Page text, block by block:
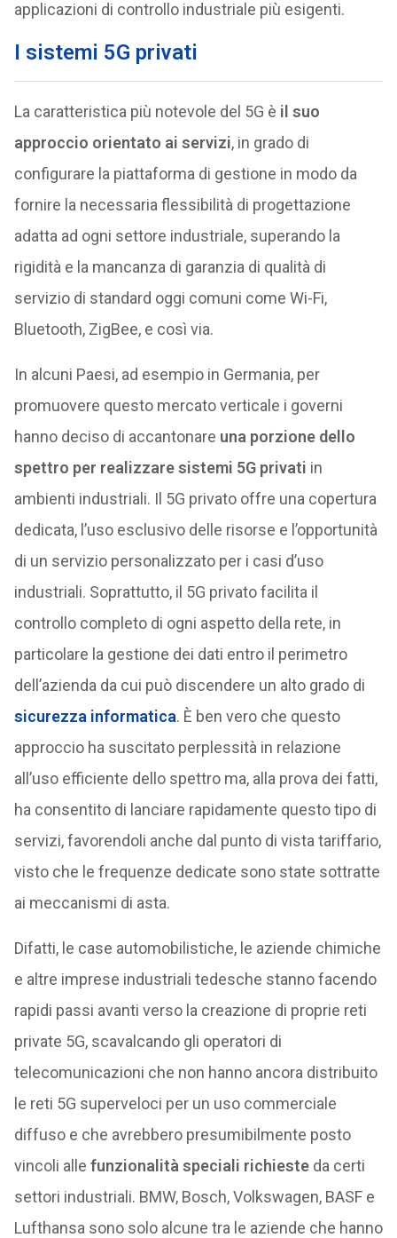
applicazioni di controllo industriale più esigenti.
I sistemi 5G privati
La caratteristica più notevole del 5G è il suo
approccio orientato ai servizi, in grado di
configurare la piattaforma di gestione in modo da
fornire la necessaria flessibilità di progettazione
adatta ad ogni settore industriale, superando la
rigidità e la mancanza di garanzia di qualità di
servizio di standard oggi comuni come Wi-Fi,
Bluetooth, ZigBee, e così via.
In alcuni Paesi, ad esempio in Germania, per
promuovere questo mercato verticale i governi
hanno deciso di accantonare una porzione dello
spettro per realizzare sistemi 5G privati in
ambienti industriali. Il 5G privato offre una copertura
dedicata, l’uso esclusivo delle risorse e l’opportunità
di un servizio personalizzato per i casi d’uso
industriali. Soprattutto, il 5G privato facilita il
controllo completo di ogni aspetto della rete, in
particolare la gestione dei dati entro il perimetro
dell’azienda da cui può discendere un alto grado di
sicurezza informatica. È ben vero che questo
approccio ha suscitato perplessità in relazione
all’uso efficiente dello spettro ma, alla prova dei fatti,
ha consentito di lanciare rapidamente questo tipo di
servizi, favorendoli anche dal punto di vista tariffario,
visto che le frequenze dedicate sono state sottratte
ai meccanismi di asta.
Difatti, le case automobilistiche, le aziende chimiche
e altre imprese industriali tedesche stanno facendo
rapidi passi avanti verso la creazione di proprie reti
private 5G, scavalcando gli operatori di
telecomunicazioni che non hanno ancora distribuito
le reti 5G superveloci per un uso commerciale
diffuso e che avrebbero presumibilmente posto
vincoli alle funzionalità speciali richiesteda certi
settori industriali. BMW, Bosch, Volkswagen, BASF e
Lufthansa sono solo alcune tra le aziende che hanno